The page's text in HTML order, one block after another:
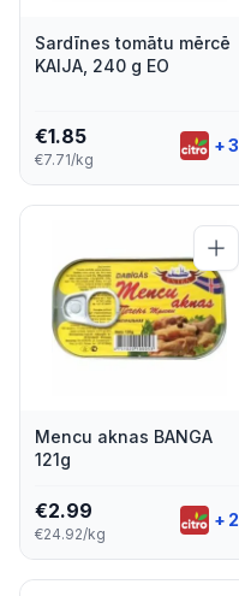
Sardīnes tomātu mērcē
KAIJA, 240 g EO
€1.85
€7.71/kg
+3
Mencu aknas BANGA
121g
€2.99
€24.92/kg
+ 2